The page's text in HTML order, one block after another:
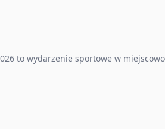
to wydarzenie sportowe w